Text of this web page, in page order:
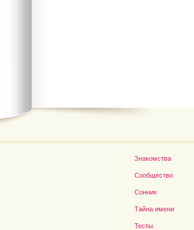
Знакомства
Сообщество
Сонник
Тайна имени
Тесты